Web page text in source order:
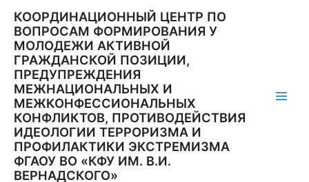
содержимому
КООРДИНАЦИОННЫЙ ЦЕНТР ПО
ВОПРОСАМ ФОРМИРОВАНИЯ У
МОЛОДЕЖИ АКТИВНОЙ
ГРАЖДАНСКОЙ ПОЗИЦИИ,
ПРЕДУПРЕЖДЕНИЯ
МЕЖНАЦИОНАЛЬНЫХ И
МЕЖКОНФЕССИОНАЛЬНЫХ
КОНФЛИКТОВ, ПРОТИВОДЕЙСТВИЯ
ИДЕОЛОГИИ ТЕРРОРИЗМА И
ПРОФИЛАКТИКИ ЭКСТРЕМИЗМА
ФГАОУ ВО «КФУ ИМ. В.И.
ВЕРНАДСКОГО»